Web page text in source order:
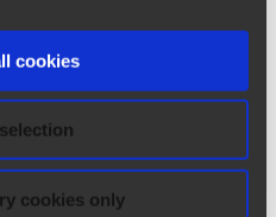
cookies
cookies only